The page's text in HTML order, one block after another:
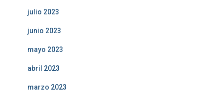
julio 2023
junio 2023
mayo 2023
abril 2023
marzo 2023